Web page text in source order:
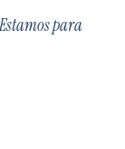
para